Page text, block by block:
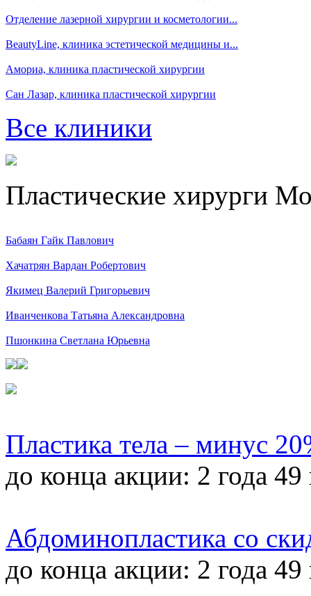
Отделение лазерной хирургии и косметологии...
BeautyLine, клиника эстетической медицины и...
Амориа, клиника пластической хирургии
Сан Лазар, клиника пластической хирургии
Все клиники
Пластические хирурги
Бабаян Гайк Павлович
Хачатрян Вардан Робертович
Якимец Валерий Григорьевич
Иванченкова Татьяна Александровна
Пшонкина Светлана Юрьевна
Пластика тела – минус
до конца акции: 2 года 49
Абдоминопластика со
до конца акции: 2 года 49